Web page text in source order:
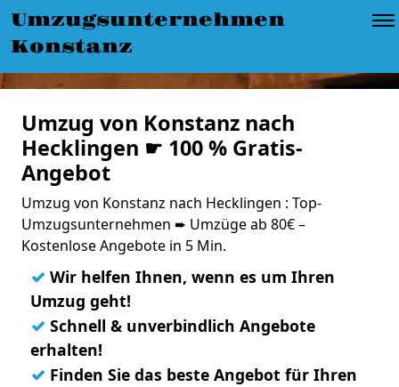
Umzugsunternehmen
Konstanz
Umzug von Konstanz nach
Hecklingen ☛ 100 % Gratis-
Angebot
Umzug von Konstanz nach Hecklingen : Top-
Umzugsunternehmen ➨ Umzüge ab 80€ –
Kostenlose Angebote in 5 Min.
✓ Wir helfen Ihnen, wenn es um Ihren
Umzug geht!
✓ Schnell & unverbindlich Angebote
erhalten!
✓ Finden Sie das beste Angebot für Ihren